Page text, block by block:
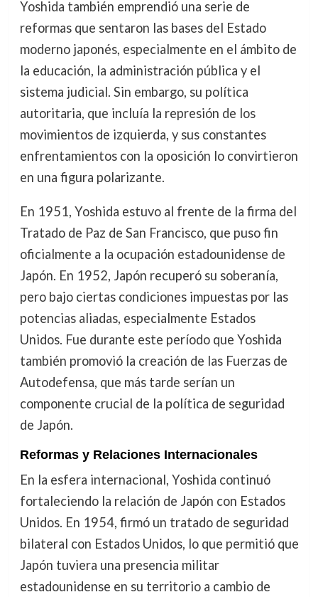
Yoshida también emprendió una serie de
reformas que sentaron las bases del Estado
moderno japonés, especialmente en el ámbito de
la educación, la administración pública y el
sistema judicial. Sin embargo, su política
autoritaria, que incluía la represión de los
movimientos de izquierda, y sus constantes
enfrentamientos con la oposición lo convirtieron
en una figura polarizante.
En 1951, Yoshida estuvo al frente de la firma del
Tratado de Paz de San Francisco, que puso fin
oficialmente a la ocupación estadounidense de
Japón. En 1952, Japón recuperó su soberanía,
pero bajo ciertas condiciones impuestas por las
potencias aliadas, especialmente Estados
Unidos. Fue durante este período que Yoshida
también promovió la creación de las Fuerzas de
Autodefensa, que más tarde serían un
componente crucial de la política de seguridad
de Japón.
Reformas y Relaciones Internacionales
En la esfera internacional, Yoshida continuó
fortaleciendo la relación de Japón con Estados
Unidos. En 1954, firmó un tratado de seguridad
bilateral con Estados Unidos, lo que permitió que
Japón tuviera una presencia militar
estadounidense en su territorio a cambio de